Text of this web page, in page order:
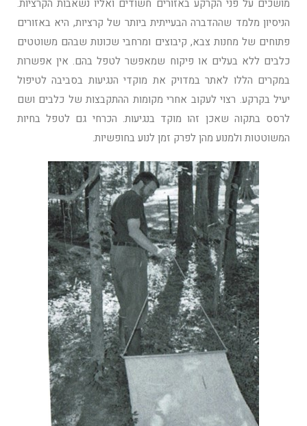
מושכים על פני הקרקע באזורים חשודים ואליו נשאבות הקרציות.
הניסיון מלמד שההדברה הבעייתית ביותר של קרציות, היא באזורים
פתוחים של מחנות צבא, קיבוצים ומרחבי שכונות שבהם משוטטים
כלבים ללא בעלים או פיקוח שמאפשר לטפל בהם. אין אפשרות
במקרים הללו לאתר במדויק את מוקדי הנגיעות בסביבה לטיפול
יעיל בקרקע. רצוי לעקוב אחרי מקומות ההתקבצות של כלבים ושם
לרסס בתקוה שאכן זהו מוקד בנגיעות. הכרחי גם לטפל בחיות
המשוטטות ולמנוע מהן לפרק זמן לנוע בחופשיות.